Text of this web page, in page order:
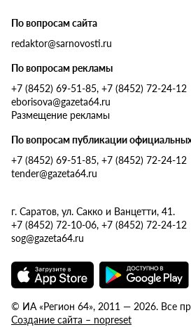
По вопросам сайта
redaktor@sarnovosti.ru
По вопросам рекламы
+7 (8452) 69-51-85, +7 (8452) 72-24-12
eborisova@gazeta64.ru
Размещение рекламы
По вопросам публикации
+7 (8452) 69-51-85, +7 (8452) 72-24-12
tender@gazeta64.ru
г. Саратов, ул. Сакко и Ванцетти, 41.
+7 (8452) 72-10-06, +7 (8452) 72-24-12
sog@gazeta64.ru
© ИА «Регион 64», 2011 — 2026. Все
Создание сайта – nopreset